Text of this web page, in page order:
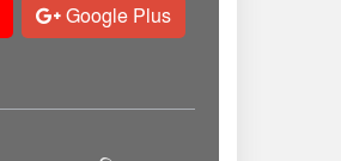
Google Plus